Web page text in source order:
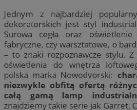
Jednym z najbardziej
dekoratorskich jest styl
Surowa cegła oraz
fabryczne, czy warsztatowe, o
– to znaki rozpoznawcze stylu.
oświetlenia do wnętrza
polska marka Nowodvorski:
niezwykle obfitą ofertą
całą gamą lamp
znajdziemy takie serie jak Garret,